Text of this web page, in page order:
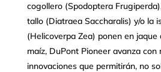
cogollero (Spodoptera
tallo (Diatraea Saccharalis) y/o la
(Helicoverpa Zea) ponen en jaque
maíz, DuPont Pioneer avanza con
innovaciones que permitirán, no